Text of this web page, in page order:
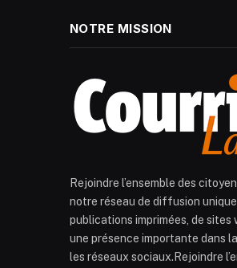
NOTRE MISSION
Rejoindre l’ensemble des
notre réseau de diffusion
publications imprimées, de sites
une présence importante dans
les réseaux sociaux.Rejoindre